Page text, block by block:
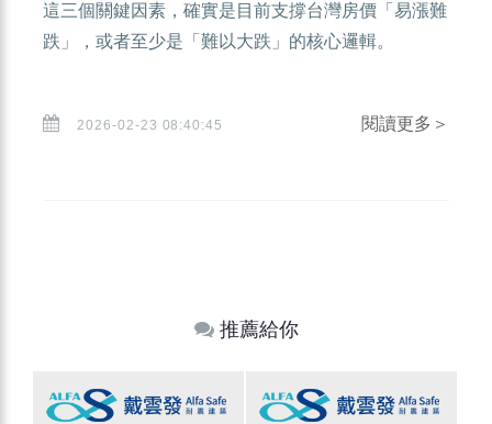
這三個關鍵因素，確實是目前支撐台灣房價「易漲難
跌」，或者至少是「難以大跌」的核心邏輯。
2026-02-23 08:40:45 閱讀更多＞
推薦給你